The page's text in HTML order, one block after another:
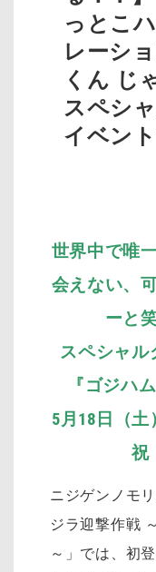
っとこ
レーシ
くん じ
スペシ
イベン
世界中で唯
会えない、
ーと
スペシャル
『ゴジハ
5月18日（土
祝
ニジゲンノモ
ジラ迎撃作戦
～」では、初